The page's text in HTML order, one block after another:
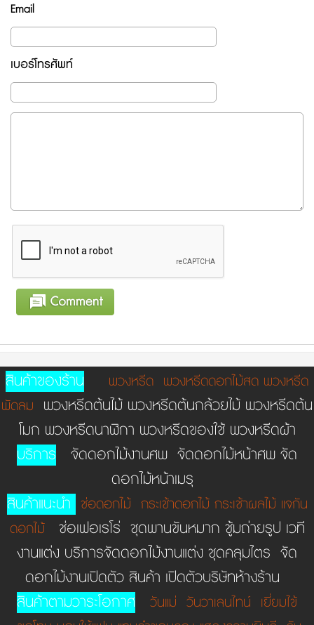
Email
เบอร์โทรศัพท์
สินค้าของร้าน พวงหรีด พวงหรีดดอกไม้สด พวงหรีด
พัดลม พวงหรีดต้นไม้ พวงหรีดต้นกล้วยไม้ พวงหรีดต้น
โมก พวงหรีดนาฬิกา พวงหรีดของใช้ พวงหรีดผ้า
บริการ จัดดอกไม้งานศพ จัดดอกไม้หน้าศพ จัด
ดอกไม้หน้าเมรุ
สินค้าแนะนำ ช่อดอกไม้ กระเช้าดอกไม้ กระเช้าผลไม้ แจกัน
ดอกไม้
ช่อเฟอเรโร่ ชุดพานขันหมาก ชู้มถ่ายรูป เวที
งานแต่ง บริการจัดดอกไม้งานแต่ง ชุดคลุมไตร จัด
ดอกไม้งานเปิดตัว สินค้า เปิดตัวบริษัทห้างร้าน
สินค้าตามวาระโอกาศ
วันแม่ วันวาเลนไทน์ เยี่ยมไข้